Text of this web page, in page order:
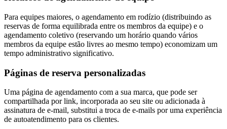
Para equipes maiores, o agendamento em rodízio (distribuindo as
reservas de forma equilibrada entre os membros da equipe) e o
agendamento coletivo (reservando um horário quando vários
membros da equipe estão livres ao mesmo tempo) economizam um
tempo administrativo significativo.
Páginas de reserva personalizadas
Uma página de agendamento com a sua marca, que pode ser
compartilhada por link, incorporada ao seu site ou adicionada à
assinatura de e‑mail, substitui a troca de e‑mails por uma experiência
de autoatendimento para os clientes.